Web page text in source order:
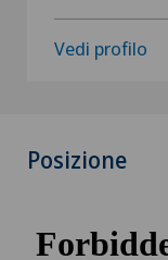
Vedi profilo
Posizione